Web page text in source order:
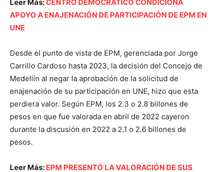
Leer Más:CENTRO DEMOCRÁTICO CONDICIONA
APOYO A ENAJENACIÓN DE PARTICIPACIÓN DE EPM EN
UNE
Desde el punto de vista de EPM, gerenciada por Jorge
Carrillo Cardoso hasta 2023, la decisión del Concejo de
Medellín al negar la aprobación de la solicitud de
enajenación de su participación en UNE, hizo que esta
perdiera valor. Según EPM, los 2.3 o 2.8 billones de
pesos en que fue valorada en abril de 2022 cayeron
durante la discusión en 2022 a 2.1 o 2.6 billones de
pesos.
Leer Más: EPM PRESENTÓ LA VALORACIÓN DE SUS